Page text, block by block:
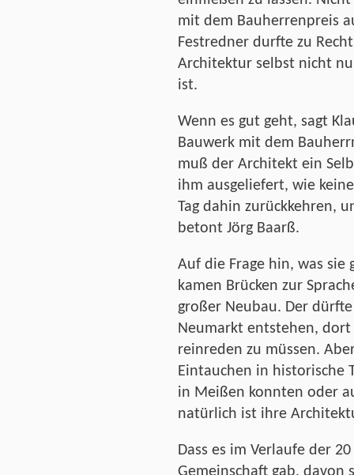
mit dem Bauherrenpreis
Festredner durfte zu
Architektur selbst nicht
ist.
Wenn es gut geht, sagt
Bauwerk mit dem
muß der Architekt ein
ihm ausgeliefert, wie
Tag dahin zurückkehren,
betont Jörg Baarß.
Auf die Frage hin, was
kamen Brücken zur
großer Neubau. Der
Neumarkt entstehen, dort
reinreden zu müssen.
Eintauchen in historische
in Meißen konnten oder
natürlich ist ihre
Dass es im Verlaufe der